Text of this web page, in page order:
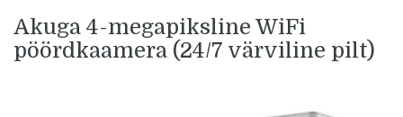
Akuga 4-megapiksline WiFi
pöördkaamera (24/7 värviline pilt)